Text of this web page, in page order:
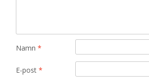
Namn *
E-post *